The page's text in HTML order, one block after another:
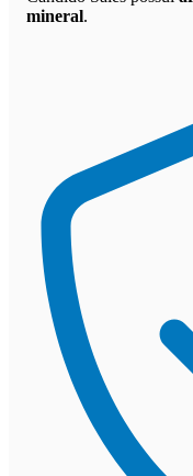
mineral.